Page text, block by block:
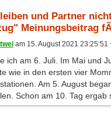
und Partner
Meinungsbeitrag
am 15. August 2021 23:25:51
ich am 6. Juli. Im Mai und
wie in den ersten vier
Am 5. August
Schon am 10. Tag